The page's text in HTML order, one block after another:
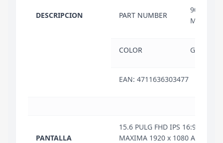
DESCRIPCION PART NUMBER
M02CV0
COLOR GRISS
EAN: 4711636303477
PANTALLA
15.6 PULG FHD IPS 16:9
MAXIMA 1920 x 1080 ANTI-